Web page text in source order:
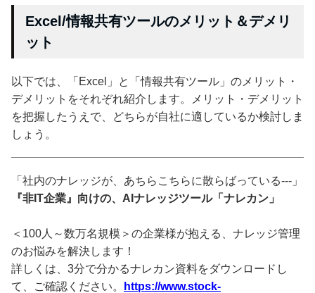
Excel/情報共有ツールのメリット＆デメリ
ット
以下では、「Excel」と「情報共有ツール」のメリット・
デメリットをそれぞれ紹介します。メリット・デメリット
を把握したうえで、どちらが自社に適しているか検討しま
しょう。
「社内のナレッジが、あちらこちらに散らばっている---」
『非IT企業』向けの、AIナレッジツール「ナレカン」
＜100人～数万名規模＞の企業様が抱える、ナレッジ管理
のお悩みを解決します！
詳しくは、3分で分かるナレカン資料をダウンロードし
て、ご確認ください。
https://www.stock-